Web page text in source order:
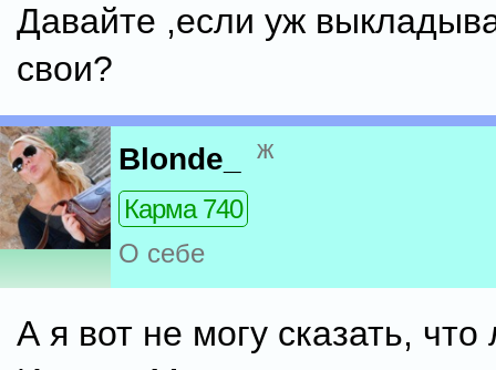
Давайте ,если уж
свои?
Blonde_ ж
Карма 740
О себе
А я вот не могу сказать,